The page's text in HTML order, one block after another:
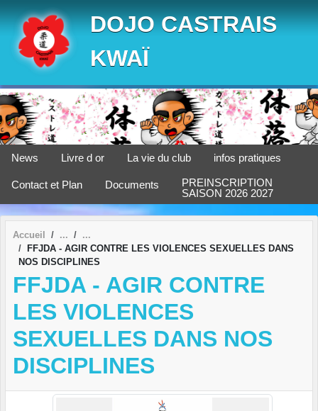
DOJO CASTRAIS
KWAÏ
News Livre d or La vie du club infos pratiques
Contact et Plan Documents
PREINSCRIPTION
SAISON 2026 2027
Accueil
FFJDA - AGIR CONTRE LES VIOLENCES SEXUELLES DANS
NOS DISCIPLINES
FFJDA - AGIR CONTRE
LES VIOLENCES
SEXUELLES DANS NOS
DISCIPLINES
Panneau de gestion des cookies